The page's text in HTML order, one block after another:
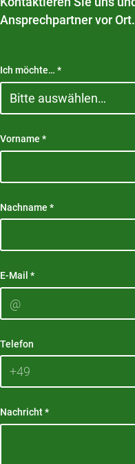
Ansprechpartner vor Ort.
Ich möchte… *
Vorname *
Nachname *
E-Mail *
Telefon
Nachricht*